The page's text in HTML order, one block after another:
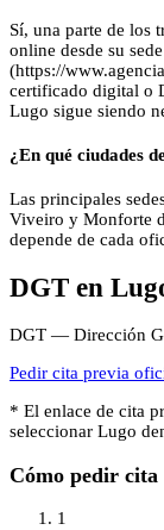
Sí, una parte de los
online desde su
(https://
certificado digital o
Lugo sigue siendo
¿En qué ciudades
Las principales
Viveiro y Monforte
depende de cada
DGT en
DGT — Dirección
Pedir cita previa
* El enlace de cita
seleccionar Lugo
Cómo pedir cita
1